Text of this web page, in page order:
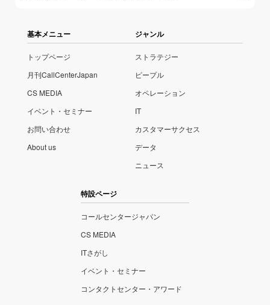
基本メニュー
トップページ
月刊CallCenterJapan
CS MEDIA
イベント・セミナー
お問い合わせ
About us
ジャンル
ストラテジー
ピープル
オペレーション
IT
カスタマーサクセス
データ
ニュース
特設ページ
コールセンタージャパン
CS MEDIA
ITさがし
イベント・セミナー
コンタクトセンター・アワード